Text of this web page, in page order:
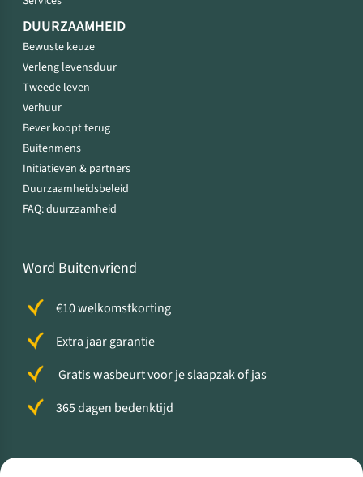
DUURZAAMHEID
Bewuste keuze
Verleng levensduur
Tweede leven
Verhuur
Bever koopt terug
Buitenmens
Initiatieven & partners
Duurzaamheidsbeleid
FAQ: duurzaamheid
Word Buitenvriend
€10 welkomstkorting
Extra jaar garantie
Gratis wasbeurt voor je slaapzak of jas
365 dagen bedenktijd